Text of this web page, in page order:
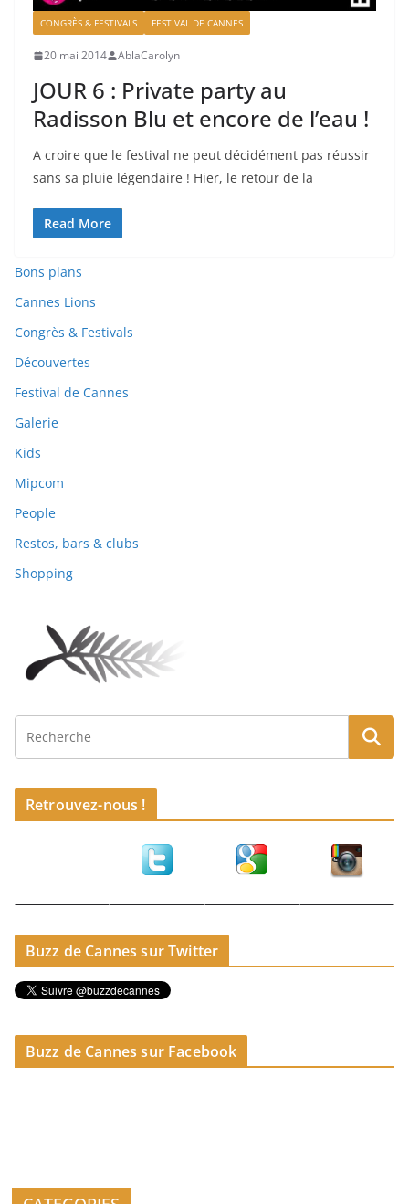
CONGRÈS & FESTIVALS FESTIVAL DE CANNES
20 mai 2014 AblaCarolyn
JOUR 6 : Private party au
Radisson Blu et encore de l’eau !
A croire que le festival ne peut décidément pas réussir
sans sa pluie légendaire ! Hier, le retour de la
Read More
Bons plans
Cannes Lions
Congrès & Festivals
Découvertes
Festival de Cannes
Galerie
Kids
Mipcom
People
Restos, bars & clubs
Shopping
Retrouvez-nous !
Buzz de Cannes sur Twitter
Buzz de Cannes sur Facebook